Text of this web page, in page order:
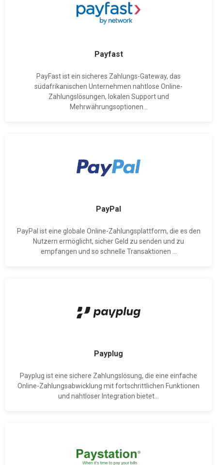
Payfast
PayFast ist ein sicheres Zahlungs-Gateway, das
südafrikanischen Unternehmen nahtlose Online-
Zahlungslösungen, lokalen Support und
Mehrwährungsoptionen...
PayPal
PayPal ist eine globale Online-Zahlungsplattform, die es den
Nutzern ermöglicht, sicher Geld zu senden und zu
empfangen und so schnelle Transaktionen ...
Payplug
Payplug ist eine sichere Zahlungslösung, die eine einfache
Online-Zahlungsabwicklung mit fortschrittlichen Funktionen
und nahtloser Integration bietet...